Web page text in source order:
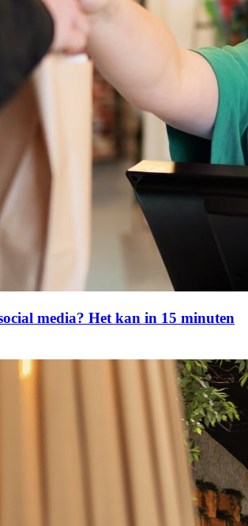
media? Het kan in 15 minuten